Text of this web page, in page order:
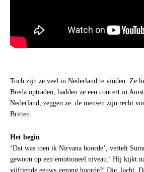
Toch zijn ze veel in Nederland te vinden. Ze
Breda optraden, hadden ze een concert in
Nederland, zeggen ze: de mensen zijn recht
Britten.
Het begin
‘Dat was toen ik Nirvana hoorde’, vertelt
gewoon op een emotioneel niveau.’ Hij kijkt
vijftiende eeuws gezang hoorde?’ Die lacht.